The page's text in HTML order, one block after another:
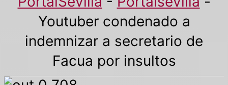
Youtuber condenado a
indemnizar a secretario de
Facua por insultos